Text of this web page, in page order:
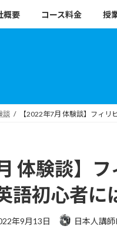
概要 コース料金 授
談 【2022年7月 体験談】フィリ
体験談】
語初心者に
年9月13日 日本人講